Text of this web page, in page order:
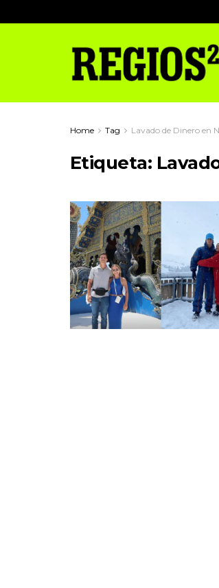
Home Tag Lavado de Dinero en
Etiqueta: